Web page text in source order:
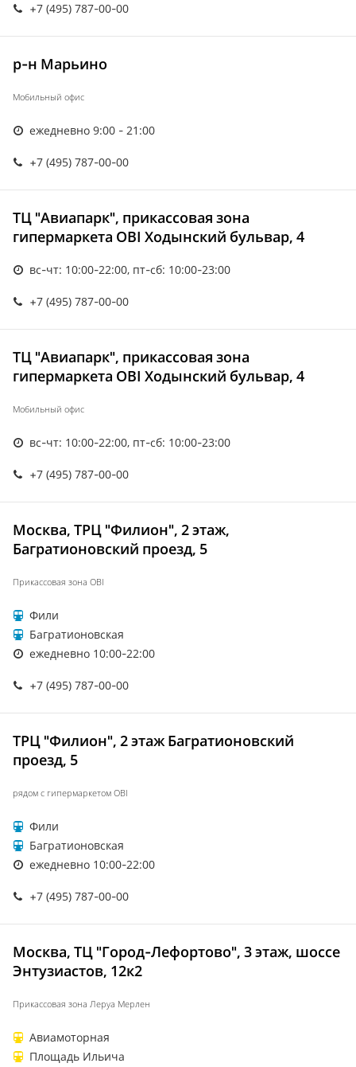
+7 (495) 787-00-00
р-н Марьино
Мобильный офис
ежедневно 9:00 - 21:00
+7 (495) 787-00-00
ТЦ "Авиапарк", прикассовая зона
гипермаркета OBI Ходынский бульвар, 4
вс-чт: 10:00-22:00, пт-сб: 10:00-23:00
+7 (495) 787-00-00
ТЦ "Авиапарк", прикассовая зона
гипермаркета OBI Ходынский бульвар, 4
Мобильный офис
вс-чт: 10:00-22:00, пт-сб: 10:00-23:00
+7 (495) 787-00-00
Москва, ТРЦ "Филион", 2 этаж,
Багратионовский проезд, 5
Прикассовая зона OBI
Фили
Багратионовская
ежедневно 10:00-22:00
+7 (495) 787-00-00
ТРЦ "Филион", 2 этаж Багратионовский
проезд, 5
рядом с гипермаркетом OBI
Фили
Багратионовская
ежедневно 10:00-22:00
+7 (495) 787-00-00
Москва, ТЦ "Город-Лефортово", 3 этаж, шоссе
Энтузиастов, 12к2
Прикассовая зона Леруа Мерлен
Авиамоторная
Площадь Ильича